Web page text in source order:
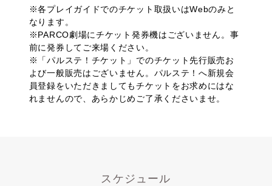
※各プレイガイドでのチケット取扱いはWebのみと
なります。
※PARCO劇場にチケット発券機はございません。事
前に発券してご来場ください。
※「パルステ！チケット」でのチケット先行販売お
よび一般販売はございません。パルステ！へ新規会
員登録をいただきましてもチケットをお求めにはな
れませんので、あらかじめご了承くださいませ。
スケジュール